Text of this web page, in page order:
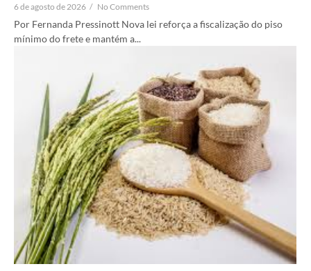
6 de agosto de 2026 / No Comments
Por Fernanda Pressinott Nova lei reforça a fiscalização do piso
mínimo do frete e mantém a...